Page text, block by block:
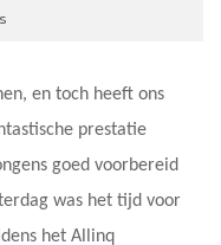
en toch heeft ons
prestatie
goed voorbereid
was het tijd voor
het Allinq